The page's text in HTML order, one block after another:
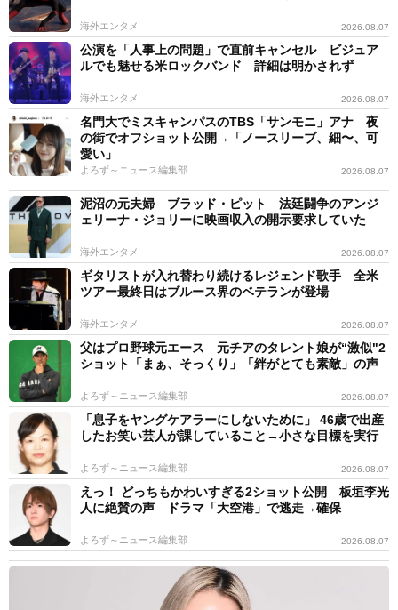
海外エンタメ 2026.08.07
公演を「人事上の問題」で直前キャンセル ビジュア
ルでも魅せる米ロックバンド 詳細は明かされず
海外エンタメ 2026.08.07
名門大でミスキャンパスのTBS「サンモニ」アナ 夜
の街でオフショット公開→「ノースリーブ、細〜、可
愛い」
よろず～ニュース編集部 2026.08.07
泥沼の元夫婦 ブラッド・ピット 法廷闘争のアンジ
ェリーナ・ジョリーに映画収入の開示要求していた
海外エンタメ 2026.08.07
ギタリストが入れ替わり続けるレジェンド歌手 全米
ツアー最終日はブルース界のベテランが登場
海外エンタメ 2026.08.07
父はプロ野球元エース 元チアのタレント娘が“激似"2
ショット「まぁ、そっくり」「絆がとても素敵」の声
よろず～ニュース編集部 2026.08.07
「息子をヤングケアラーにしないために」 46歳で出産
したお笑い芸人が課していること→小さな目標を実行
よろず～ニュース編集部 2026.08.07
えっ！ どっちもかわいすぎる2ショット公開 板垣李光
人に絶賛の声 ドラマ「大空港」で逃走→確保
よろず～ニュース編集部 2026.08.07